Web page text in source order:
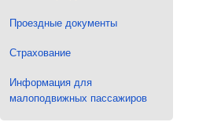
Проездные документы
Страхование
Информация для
малоподвижных пассажиров